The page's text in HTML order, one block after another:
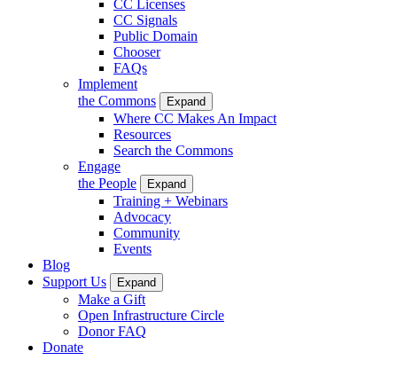
CC Licenses
CC Signals
Public Domain
Chooser
FAQs
Implement
the Commons
Expand
Where CC Makes An Impact
Resources
Search the Commons
Engage
the People
Expand
Training + Webinars
Advocacy
Community
Events
Blog
Support Us
Expand
Make a Gift
Open Infrastructure Circle
Donor FAQ
Donate